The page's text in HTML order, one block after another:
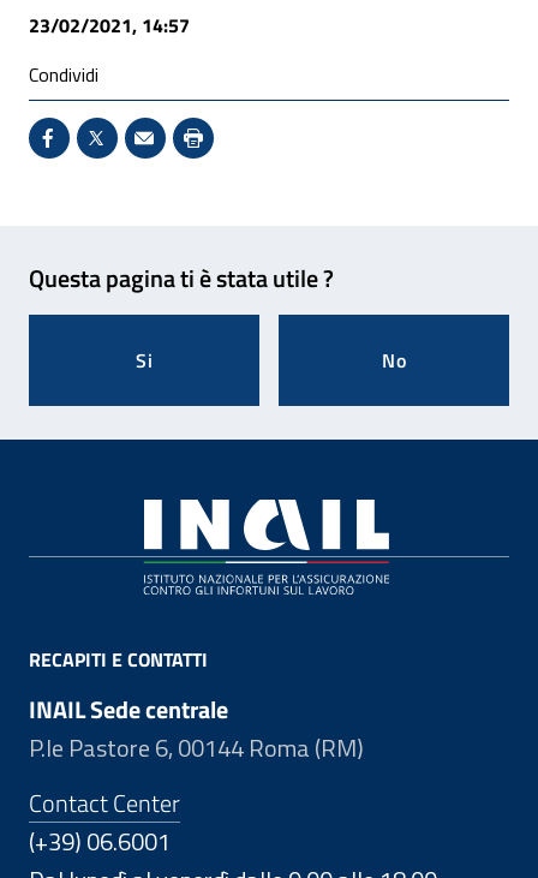
23/02/2021, 14:57
Condividi
Condividi su Facebook - Sito esterno - Apertura in
X - Sito esterno - Apertura in nuova finestra
Invio Mail: apre il programma di posta
Stampa pagina: scelta meno
Questa pagina ti è stata utile ?
Si No
RECAPITI E CONTATTI
INAIL Sede centrale
P.le Pastore 6, 00144 Roma (RM)
Contact Center
(+39) 06.6001